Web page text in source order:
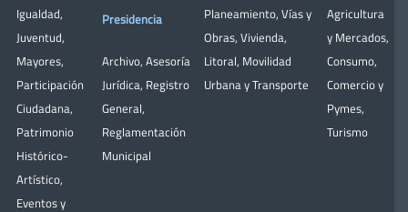
Igualdad,
Juventud,
Mayores,
Participación
Ciudadana,
Patrimonio
Histórico-
Artístico,
Eventos y
Presidencia
Archivo, Asesoría
Jurídica, Registro
General,
Reglamentación
Municipal
Planeamiento, Vías y
Obras, Vivienda,
Litoral, Movilidad
Urbana y Transporte
Agricultura
y Mercados,
Consumo,
Comercio y
Pymes,
Turismo